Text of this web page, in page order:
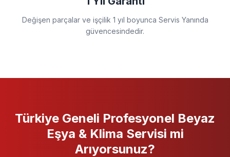
Değişen parçalar ve işçilik 1 yıl boyunca Servis Yanında
güvencesindedir.
Türkiye Geneli Profesyonel Beyaz
Eşya & Klima Servisi mi
Arıyorsunuz?